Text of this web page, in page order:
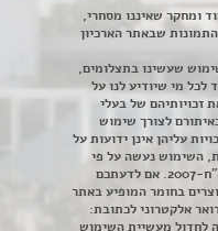
ומחקר שאיננו מסחרי,
שבאתר הארכיון
שעשינו בתצלומים,
מי שיודיע לנו על
זכויותיהם של בעלי
לצורך שימוש
עליהן אינן ידועות על
השימוש נעשה על פי
סעיף 27א לחוק זכויות יוצרים תשס"ח-2007. אם לדעתכם
בחומר המופיע באתר
אלקטרוני לכתובת:
לחדול מעשיית השימוש